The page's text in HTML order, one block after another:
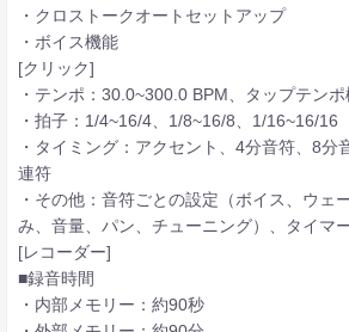
・クロストークオートセットアップ
・ボイス機能
[クリック]
・テンポ：30.0~300.0 BPM、タップテン
・拍子：1/4~16/4、1/8~16/8、1/16~16/16
・タイミング：アクセント、4分音符、8分
連符
・その他：音符ごとの設定（ボイス、ウェ
み、音量、パン、チューニング）、タイマ
[レコーダー]
■録音時間
・内部メモリー：約90秒